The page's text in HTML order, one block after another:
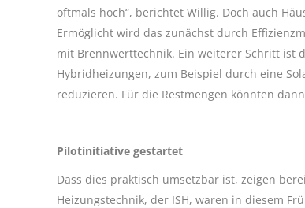
oftmals hoch“, berichtet Willig. Doch auch
Ermöglicht wird das zunächst durch
mit Brennwerttechnik. Ein weiterer Schritt ist
Hybridheizungen, zum Beispiel durch eine
reduzieren. Für die Restmengen könnten
Pilotinitiative gestartet
Dass dies praktisch umsetzbar ist, zeigen
Heizungstechnik, der ISH, waren in diesem